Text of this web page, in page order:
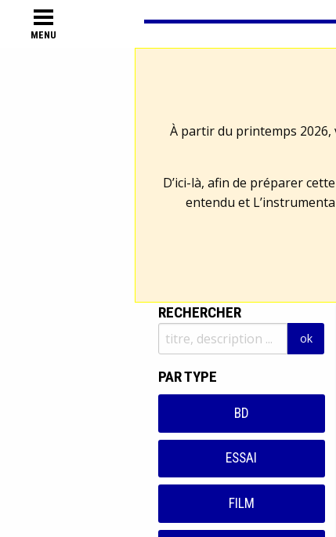
MENU
À partir du printemps
D’ici-là, afin de préparer
entendu et
RECHERCHER
PAR TYPE
BD
ESSAI
FILM